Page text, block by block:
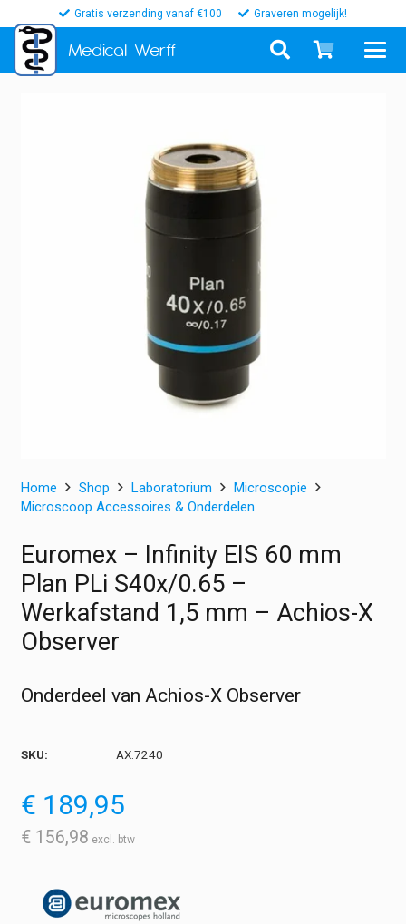
Gratis verzending vanaf €100 Graveren mogelijk!
Medical Werff
Home Shop Laboratorium
Microscopie
Microscoop Accessoires & Onderdelen
Euromex – Infinity EIS 60 mm
Plan PLi S40x/0.65 –
Werkafstand 1,5 mm – Achios-X
Observer
Onderdeel van Achios-X Observer
SKU: AX.7240
€ 189,95
€ 156,98